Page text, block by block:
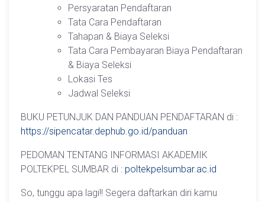
Persyaratan Pendaftaran
Tata Cara Pendaftaran
Tahapan & Biaya Seleksi
Tata Cara Pembayaran Biaya Pendaftaran
& Biaya Seleksi
Lokasi Tes
Jadwal Seleksi
BUKU PETUNJUK DAN PANDUAN PENDAFTARAN di :
https://sipencatar.dephub.go.id/panduan
PEDOMAN TENTANG INFORMASI AKADEMIK
POLTEKPEL SUMBAR di : poltekpelsumbar.ac.id
So, tunggu apa lagi!! Segera daftarkan diri kamu